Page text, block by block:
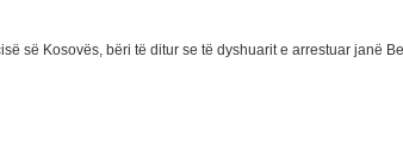
së Kosovës, bëri të ditur se të dyshuarit e arrestuar janë